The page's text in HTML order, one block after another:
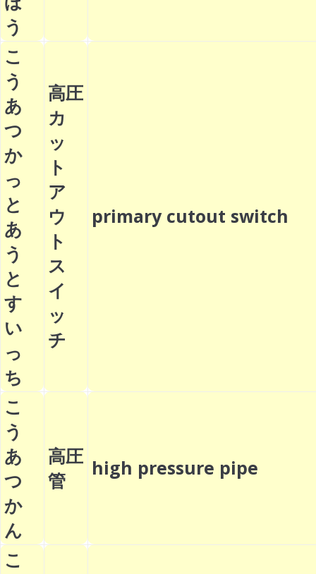
う
こ
う
あ
つ
か
っ
と
あ
う
と
す
い
っ
ち
高圧
カ
ッ
ト
ア
ウ
ト
ス
イ
ッ
チ
primary cutout switch
こ
う
あ
つ
か
ん
高圧
管
high pressure pipe
こ